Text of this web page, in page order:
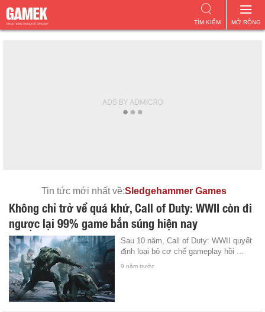
MỞ RỘNG
TÌM KIẾM
Tin tức mới nhất về:Sledgehammer Games
Không chỉ trở về quá khứ, Call of Duty: WWII còn đi
ngược lại 99% game bắn súng hiện nay
Sau 10 năm, Call of Duty: WWII quyết
định loại bỏ cơ chế gameplay hồi ...
9 năm trước